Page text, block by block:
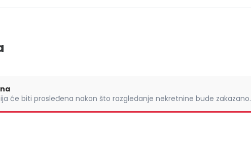
će biti prosleđena nakon što razgledanje nekretnine bude zakazano.